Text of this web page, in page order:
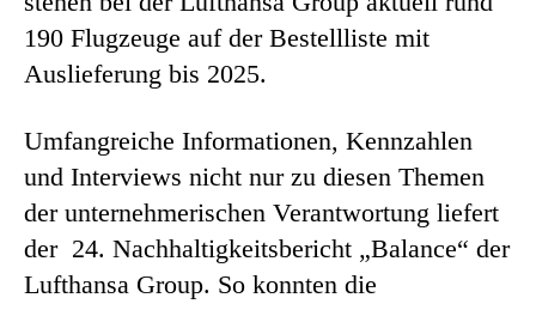
190 Flugzeuge auf der Bestellliste mit
Auslieferung bis 2025.
Umfangreiche Informationen, Kennzahlen
und Interviews nicht nur zu diesen Themen
der unternehmerischen Verantwortung liefert
der 24. Nachhaltigkeitsbericht „Balance“ der
Lufthansa Group. So konnten die